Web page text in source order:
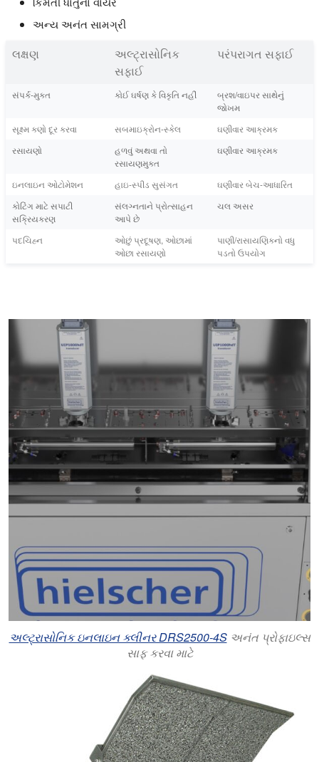
અન્ય અનંત સામગ્રી
લક્ષણ
અલ્ટ્રાસોનિક
સફાઈ
પરંપરાગત સફાઈ
સંપર્ક-મુક્ત કોઈ ઘર્ષણ કે વિકૃતિ નહીં
બ્રશ/વાઇપર સાથેનું
જોખમ
સૂક્ષ્મ કણો દૂર કરવા
સબમાઇક્રોન-સ્કેલ
ઘણીવાર આક્રમક
રસાયણો
હળવું અથવા તો
રસાયણમુક્ત
ઘણીવાર આક્રમક
ઇનલાઇન ઓટોમેશન હાઇ-સ્પીડ સુસંગત
ઘણીવાર બેચ-આધારિત
કોટિંગ માટે સપાટી
સક્રિયકરણ
સંલગ્નતાને પ્રોત્સાહન
આપે છે
ચલ અસર
પદચિહ્ન
ઓછું પ્રદૂષણ, ઓછામાં
ઓછા રસાયણો
પાણી/રાસાયણિકનો વધુ
પડતો ઉપયોગ
અલ્ટ્રાસોનિક ઇનલાઇન ક્લીનર DRS2500-4Sઅનંત પ્રોફાઇલ્સ
સાફ કરવા માટે